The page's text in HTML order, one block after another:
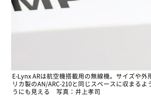
E-Lynx ARは航空機搭載用の無線機。サイズや外
リカ製のAN/ARC-210と同じスペースに収まるよ
うにも見える 写真：井上孝司